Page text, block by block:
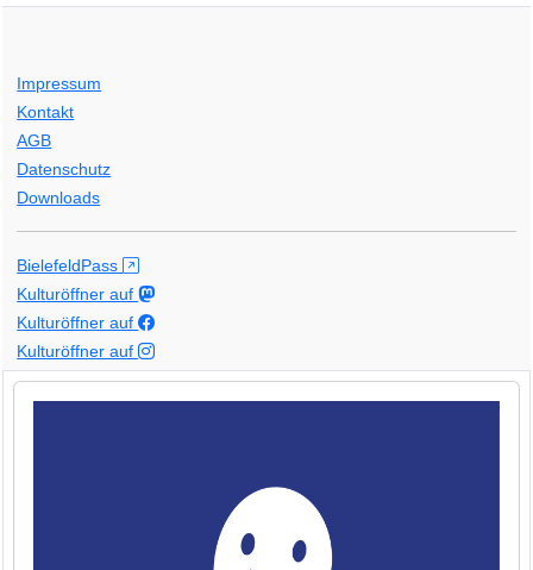
Impressum
Kontakt
AGB
Datenschutz
Downloads
BielefeldPass
Kulturöffner auf
Kulturöffner auf
Kulturöffner auf